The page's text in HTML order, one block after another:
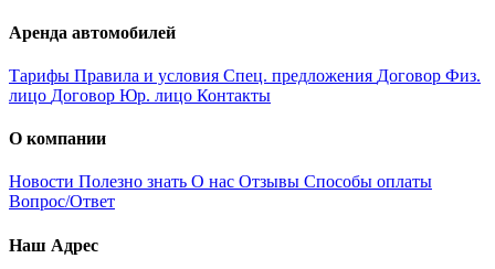
Аренда автомобилей
Тарифы Правила и условия Спец. предложения Договор Физ.
лицо Договор Юр. лицо Контакты
О компании
Новости Полезно знать О нас Отзывы Способы оплаты
Вопрос/Ответ
Наш Адрес